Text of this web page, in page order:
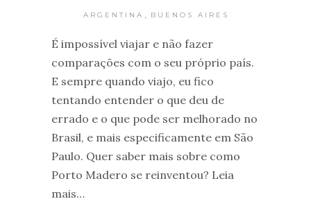
ARGENTINA BUENOS AIRES
É impossível viajar e não fazer
comparações com o seu próprio país.
E sempre quando viajo, eu fico
tentando entender o que deu de
errado e o que pode ser melhorado no
Brasil, e mais especificamente em São
Paulo. Quer saber mais sobre como
Porto Madero se reinventou? Leia
mais…